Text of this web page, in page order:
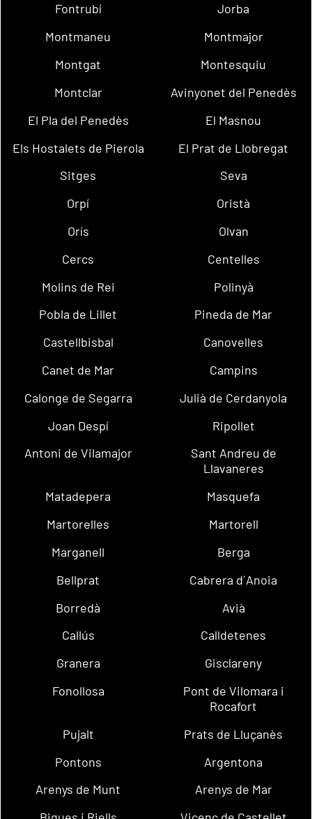
Fontrubí
Jorba
Montmaneu
Montmajor
Montgat
Montesquiu
Montclar
Avinyonet del Penedès
El Pla del Penedès
El Masnou
Els Hostalets de Pierola
El Prat de Llobregat
Sitges
Seva
Orpí
Oristà
Orís
Olvan
Cercs
Centelles
Molins de Rei
Polinyà
Pobla de Lillet
Pineda de Mar
Castellbisbal
Canovelles
Canet de Mar
Campins
Calonge de Segarra
Julià de Cerdanyola
Joan Despí
Ripollet
Antoni de Vilamajor
Sant Andreu de
Llavaneres
Matadepera
Masquefa
Martorelles
Martorell
Marganell
Berga
Bellprat
Cabrera d´Anoia
Borredà
Avià
Callús
Calldetenes
Granera
Gisclareny
Fonollosa
Pont de Vilomara i
Rocafort
Pujalt
Prats de Lluçanès
Pontons
Argentona
Arenys de Munt
Arenys de Mar